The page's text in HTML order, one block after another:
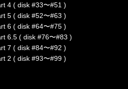
4 ( disk #33〜#51 )
5 ( disk #52〜#63 )
6 ( disk #64〜#75 )
6.5 ( disk #76〜#83 )
7 ( disk #84〜#92 )
2 ( disk #93〜#99 )